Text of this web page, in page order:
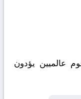
عالميين يؤدون